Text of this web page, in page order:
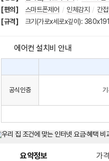
[편의]
스마트폰제어 / 인체감지 / 간
[규격]
크기(가로x세로x깊이):
에어컨 설치비 안내
구
시
생
컨
설
공식인증 기
요약정보 가